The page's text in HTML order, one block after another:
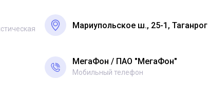
Мариупольское ш., 25-1, Таганрог
МегаФон ПАО "МегаФон"
Мобильный телефон